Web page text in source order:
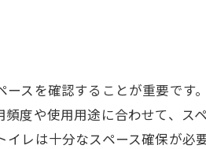
スを確認することが重要で
度や使用用途に合わせて、
レは十分なスペース確保が